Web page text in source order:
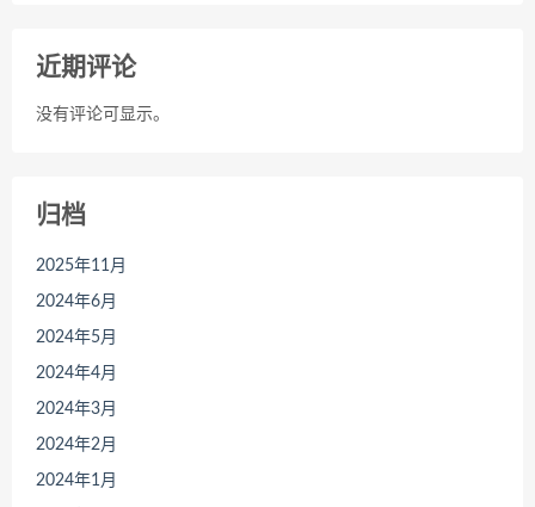
近期评论
没有评论可显示。
归档
2025年11月
2024年6月
2024年5月
2024年4月
2024年3月
2024年2月
2024年1月